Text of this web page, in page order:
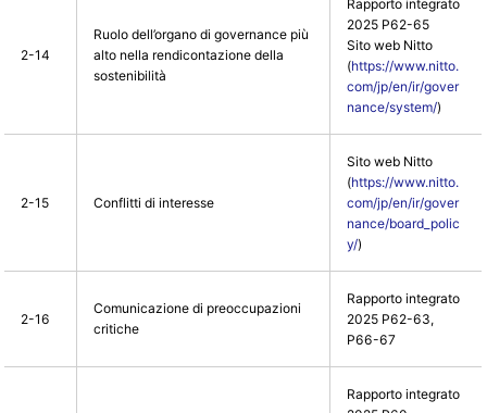
2-14
Ruolo dell’organo di governance più
alto nella rendicontazione della
sostenibilità
Rapporto integrato
2025 P62-65
Sito web Nitto
(https://www.nitto.
com/jp/en/ir/gover
nance/system/)
2-15 Conflitti di interesse
Sito web Nitto
(https://www.nitto.
com/jp/en/ir/gover
nance/board_polic
y/)
2-16
Comunicazione di preoccupazioni
critiche
Rapporto integrato
2025 P62-63,
P66-67
Rapporto integrato